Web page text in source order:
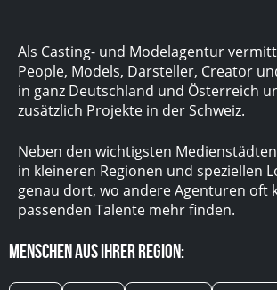
Als Casting- und Modelagentur
People, Models, Darsteller, Creator
in ganz Deutschland und Österreich
zusätzlich Projekte in der Schweiz.
Neben den wichtigsten
in kleineren Regionen und speziellen
genau dort, wo andere Agenturen oft
passenden Talente mehr finden.
Menschen aus Ihrer Region: